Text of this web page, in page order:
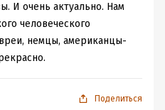
И очень актуально. Нам
человеческого
немцы, американцы-
Поделиться